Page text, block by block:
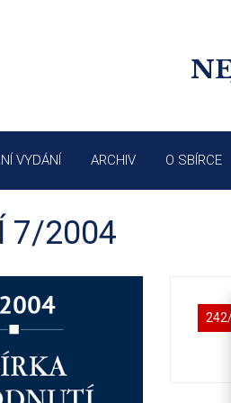
VYDÁNÍ ARCHIV O SBÍRCE
7/2004
242/